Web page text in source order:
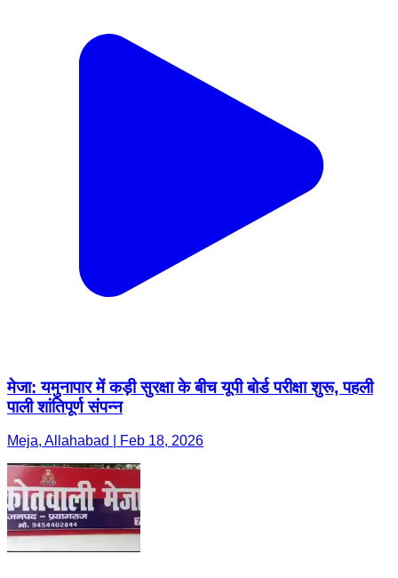
मेजा: यमुनापार में कड़ी सुरक्षा के बीच यूपी बोर्ड परीक्षा शुरू, पहली
पाली शांतिपूर्ण संपन्न
Meja, Allahabad | Feb 18, 2026